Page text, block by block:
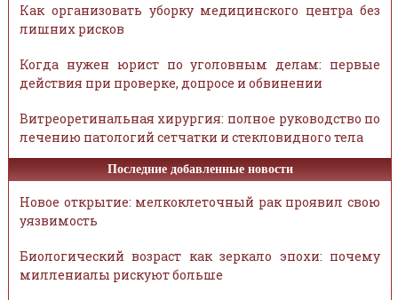
Как организовать уборку медицинского центра без
лишних рисков
Когда нужен юрист по уголовным делам: первые
действия при проверке, допросе и обвинении
Витреоретинальная хирургия: полное руководство по
лечению патологий сетчатки и стекловидного тела
Последние добавленные новости
Новое открытие: мелкоклеточный рак проявил свою
уязвимость
Биологический возраст как зеркало эпохи: почему
миллениалы рискуют больше